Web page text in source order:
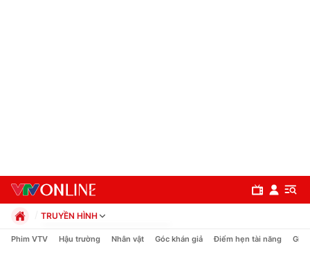
TRUYỀN HÌNH
Chính trị
Phim VTV Hậu trường Nhân vật Góc khán giả Điểm hẹn tài năng Giải